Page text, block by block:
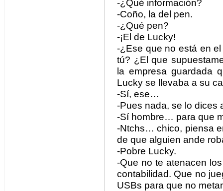
-¿Qué información?
-Coño, la del pen.
-¿Qué pen?
-¡El de Lucky!
-¿Ese que no está en
tú? ¿El que
la empresa guardada
Lucky se llevaba a su
-Sí, ese…
-Pues nada, se lo dices
-Sí hombre… para que
-Ntchs… chico, piensa
de que alguien ande
-Pobre Lucky.
-Que no te atenacen
contabilidad. Que no
USBs para que no